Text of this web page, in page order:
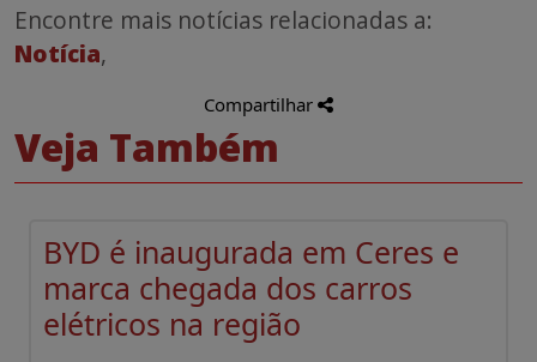
Encontre mais notícias relacionadas a:
Notícia,
Compartilhar
Veja Também
BYD é inaugurada em Ceres e
marca chegada dos carros
elétricos na região